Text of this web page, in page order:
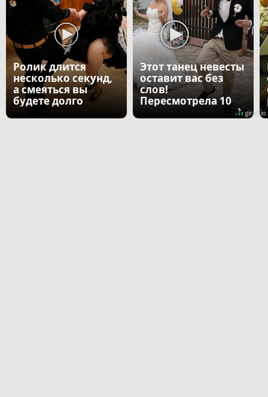
Ролик длится
несколько секунд,
а смеяться вы
будете долго
Этот танец невесты
оставит вас без
слов!
Пересмотрела 10